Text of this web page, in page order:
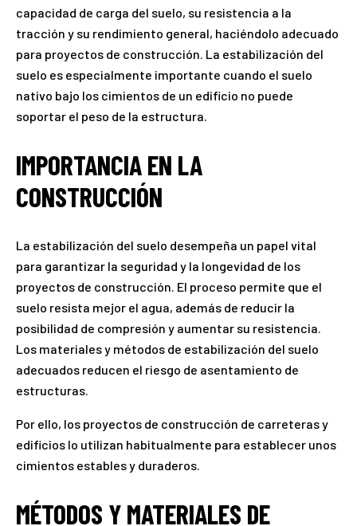
capacidad de carga del suelo, su resistencia a la
tracción y su rendimiento general, haciéndolo adecuado
para proyectos de construcción. La estabilización del
suelo es especialmente importante cuando el suelo
nativo bajo los cimientos de un edificio no puede
soportar el peso de la estructura.
IMPORTANCIA EN LA
CONSTRUCCIÓN
La estabilización del suelo desempeña un papel vital
para garantizar la seguridad y la longevidad de los
proyectos de construcción. El proceso permite que el
suelo resista mejor el agua, además de reducir la
posibilidad de compresión y aumentar su resistencia.
Los materiales y métodos de estabilización del suelo
adecuados reducen el riesgo de asentamiento de
estructuras.
Por ello, los proyectos de construcción de carreteras y
edificios lo utilizan habitualmente para establecer unos
cimientos estables y duraderos.
MÉTODOS Y MATERIALES DE